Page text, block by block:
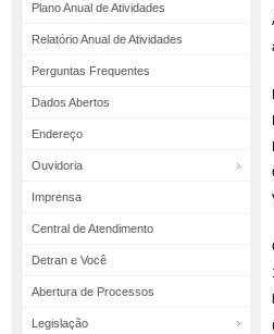
Plano Anual de Atividades
Relatório Anual de Atividades
Perguntas Frequentes
Dados Abertos
Endereço
Ouvidoria
Imprensa
Central de Atendimento
Detran e Você
Abertura de Processos
Legislação